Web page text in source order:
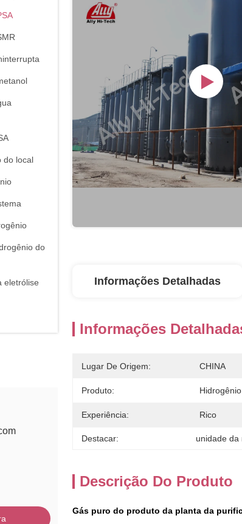
do local
do
eletrólise
Informações Detalhadas
Informações
Lugar De Origem: CHINA
Produto:
Experiência: Rico
Destacar: unidade da
Descrição Do Produto
Gás puro do produto da planta da